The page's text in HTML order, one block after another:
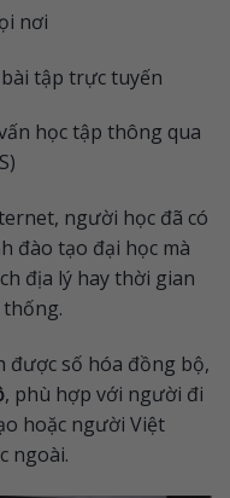
nơi
tập trực tuyến
học tập thông qua
người học đã có
đào tạo đại học mà
địa lý hay thời gian
được số hóa đồng bộ,
, phù hợp với người đi
hoặc người Việt
ngoài.